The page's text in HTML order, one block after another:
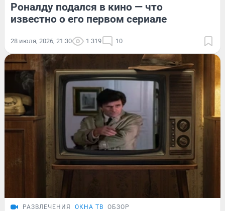
Роналду подался в кино — что
известно о его первом сериале
28 июля, 2026, 21:30 1 319 10
РАЗВЛЕЧЕНИЯ ОКНА ТВ ОБЗОР